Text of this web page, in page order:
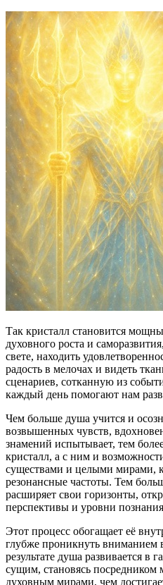
Так кристалл становится
духовного роста и
свете, находить
радость в мелочах и видеть
сценариев, сотканную из
каждый день помогают нам
Чем больше душа учится и
возвышенных чувств,
знамений испытывает, тем
кристалл, а с ним и
существами и целыми мирами,
резонансные частоты. Тем
расширяет свои горизонты,
перспективы и уровни
Этот процесс обогащает её
глубже проникнуть
результате душа развивается в
сущим, становясь
духовным мирами, чем